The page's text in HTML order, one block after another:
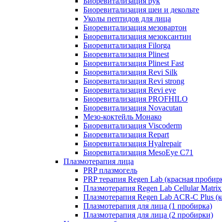
Биоревитализация шеи и декольте
Уколы пептидов для лица
Биоревитализация мезовартон
Биоревитализация мезоксантин
Биоревитализация Filorga
Биоревитализация Plinest
Биоревитализация Plinest Fast
Биоревитализация Revi Silk
Биоревитализация Revi strong
Биоревитализация Revi eye
Биоревитализация PROFHILO
Биоревитализация Novacutan
Мезо-коктейль Монако
Биоревитализация Viscoderm
Биоревитализация Repart
Биоревитализация Hyalrepair
Биоревитализация MesoEye C71
Плазмотерапия лица
PRP плазмогель
PRP терапия Regen Lab (красная
Плазмотерапия Regen Lab Cellular
Плазмотерапия Regen Lab ACR-C Plus
Плазмотерапия для лица (1 пробирка)
Плазмотерапия для лица (2 пробирки)